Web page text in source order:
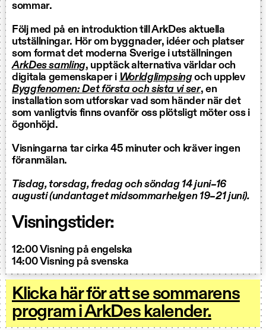
sommar.
Följ med på en introduktion till ArkDes aktuella
utställningar. Hör om byggnader, idéer och platser
som format det moderna Sverige i utställningen
ArkDes samling, upptäck alternativa världar och
digitala gemenskaper i Worldglimpsingoch upplev
Byggfenomen: Det första och sista vi ser, en
installation som utforskar vad som händer när det
som vanligtvis finns ovanför oss plötsligt möter oss i
ögonhöjd.
Visningarna tar cirka 45 minuter och kräver ingen
föranmälan.
Tisdag, torsdag, fredag och söndag 14 juni–16
augusti (undantaget midsommarhelgen 19–21 juni).
Visningstider:
12:00 Visning på engelska
14:00 Visning på svenska
Klicka här för att se sommarens
program i ArkDes kalender.